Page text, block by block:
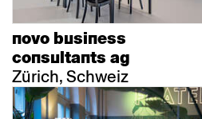
novo business
consultants ag
Zürich, Schweiz